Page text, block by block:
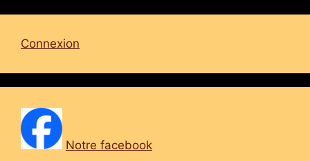
Connexion
Notre facebook